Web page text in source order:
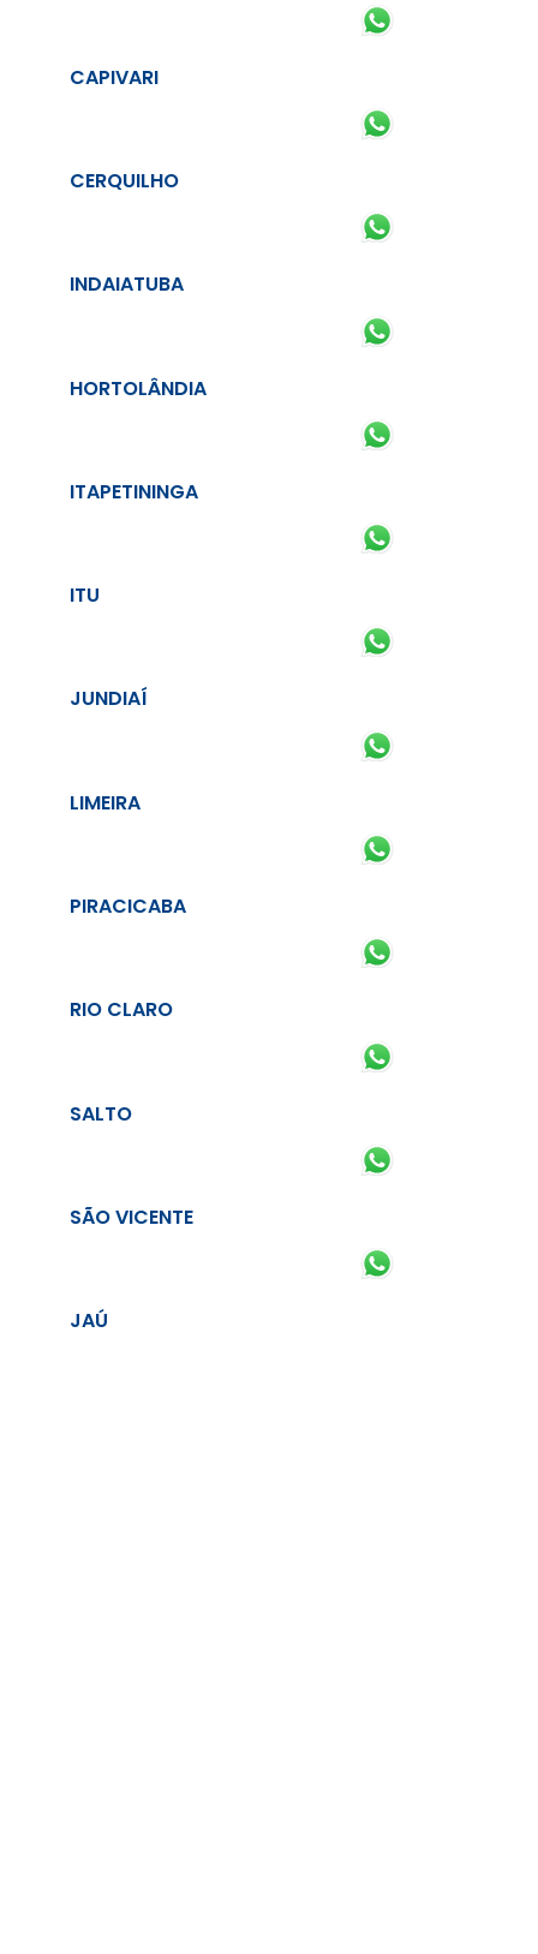
CAPIVARI
CERQUILHO
INDAIATUBA
HORTOLÂNDIA
ITAPETININGA
ITU
JUNDIAÍ
LIMEIRA
PIRACICABA
RIO CLARO
SALTO
SÃO VICENTE
JAÚ